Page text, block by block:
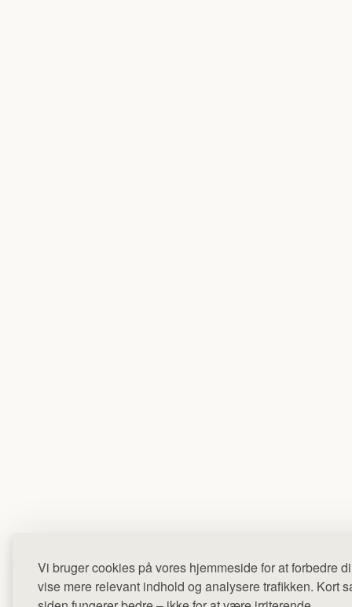
Vi bruger cookies på vores hjemmeside for at forbedre
vise mere relevant indhold og analysere trafikken. Kort